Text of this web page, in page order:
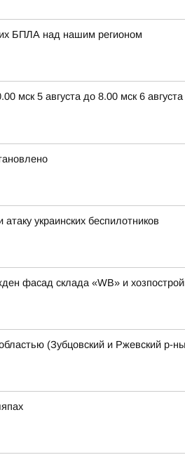
БПЛА над нашим регионом
мск 5 августа до 8.00 мск 6
украинских беспилотников
фасад склада «WB» и
(Зубцовский и Ржевский р-